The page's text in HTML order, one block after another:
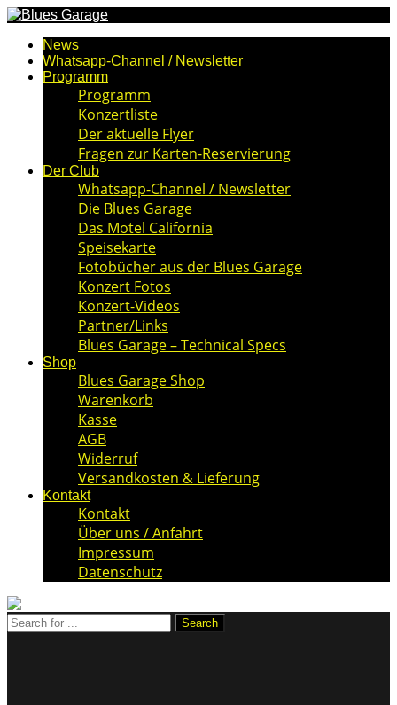
News
Whatsapp-Channel / Newsletter
Programm
Programm
Konzertliste
Der aktuelle Flyer
Fragen zur Karten-Reservierung
Der Club
Whatsapp-Channel / Newsletter
Die Blues Garage
Das Motel California
Speisekarte
Fotobücher aus der Blues Garage
Konzert Fotos
Konzert-Videos
Partner/Links
Blues Garage – Technical Specs
Shop
Blues Garage Shop
Warenkorb
Kasse
AGB
Widerruf
Versandkosten & Lieferung
Kontakt
Kontakt
Über uns / Anfahrt
Impressum
Datenschutz